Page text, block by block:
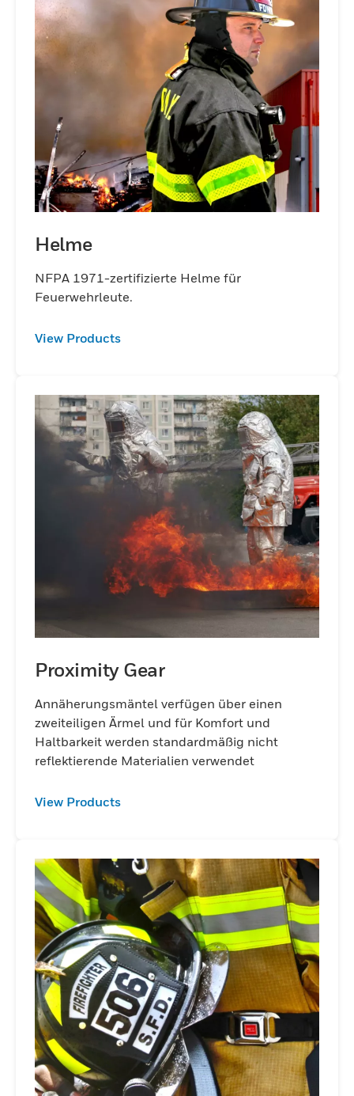
Handschuhen und Stiefeln – die Feuerwehr
vertraut seit fast einem Jahrhundert auf
unsere leistungsstarke Ausrüstung.
Helme
NFPA 1971-zertifizierte Helme für
Feuerwehrleute.
View Products
Proximity Gear
Annäherungsmäntel verfügen über einen
zweiteiligen Ärmel und für Komfort und
Haltbarkeit werden standardmäßig nicht
reflektierende Materialien verwendet
View Products